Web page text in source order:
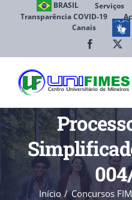
BRASIL Serviços
Transparência COVID-19
Canais
Facebook
Início Concursos